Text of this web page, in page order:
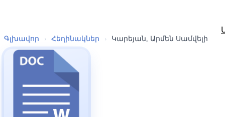
Գլխավոր › Հեղինակներ › Կարեյան, Արմեն Սամվելի